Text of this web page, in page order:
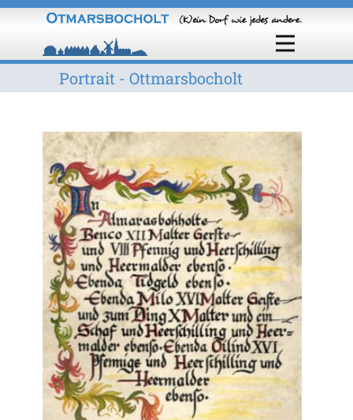
Portrait - Ottmarsbocholt